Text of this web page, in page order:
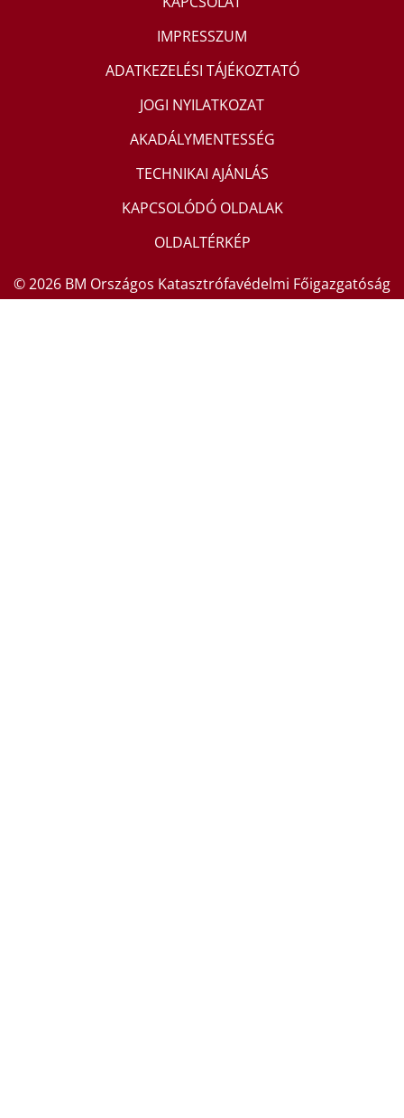
IMPRESSZUM
ADATKEZELÉSI TÁJÉKOZTATÓ
JOGI NYILATKOZAT
AKADÁLYMENTESSÉG
TECHNIKAI AJÁNLÁS
KAPCSOLÓDÓ OLDALAK
OLDALTÉRKÉP
© 2026 BM Országos Katasztrófavédelmi Főigazgatóság